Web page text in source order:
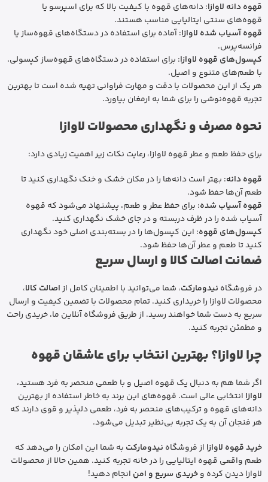
قهوه دانه لاوازا: دانه‌های قهوه با کیفیت بالا که برای اسپرسو یا
قهوه‌های سنتی ایتالیایی مناسب هستند.
قهوه آسیاب شده لاوازا: آماده برای استفاده در دستگاه‌های قهوه‌ساز یا
فرانسه‌پرس.
کپسول‌های قهوه لاوازا: برای استفاده در دستگاه‌های قهوه‌ساز کپسولی،
با طعم‌های متنوع و اصیل.
هر یک از این محصولات با دقت و مهارت فراوانی تهیه شده است تا بهترین
تجربه قهوه‌نوشی را برای شما به ارمغان بیاورد.
نحوه مصرف و نگهداری محصولات لاوازا
برای حفظ طعم و عطر قهوه لاوازا، رعایت نکات زیر اهمیت زیادی دارد:
قهوه دانه: بهتر است دانه‌ها را در مکان خشک و خنک نگهداری کنید تا
طعم آن‌ها حفظ شود.
قهوه آسیاب شده: برای حفظ عطر و طعم، پیشنهاد می‌شود که قهوه
آسیاب شده را در ظرف دربسته و در جای خشک نگهداری کنید.
کپسول‌های قهوه: این کپسول‌ها را در بسته‌بندی اصلی خود نگهداری
کنید تا طعم و عطر آن‌ها حفظ شود.
ضمانت اصالت کالا و ارسال سریع
در فروشگاه نیدومارکت، شما می‌توانید با اطمینان کامل ازاصالت کالا،
محصولات لاوازا را خریداری کنید. تمام محصولات با تضمین کیفیت و ارسال
سریع به دست شما خواهند رسید. از طریق فروشگاه آنلاین ما، خریدی راحت
و مطمئن تجربه کنید.
چرا لاوازا؟ بهترین انتخاب برای عاشقان قهوه
اگر شما هم به دنبال یک قهوه اصیل و با طعمی منحصر به فرد هستید،
لاوازا انتخابی عالی است. قهوه‌های این برند به خاطر استفاده از بهترین
دانه‌های قهوه و ترکیب‌های منحصر به فرد، طعمی دلپذیر و قوی دارند که
هر فنجان آن به یک تجربه بی‌نظیر تبدیل می‌شود.
خرید قهوه لاوازا از فروشگاه نیدومارکت به شما این امکان را می‌دهد که
طعم واقعی قهوه ایتالیایی را در خانه تجربه کنید. همین حالا از محصولات
لاوازا دیدن کرده وخریدی سریع و امن انجام دهید!